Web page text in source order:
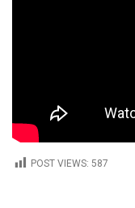
POST VIEWS: 587